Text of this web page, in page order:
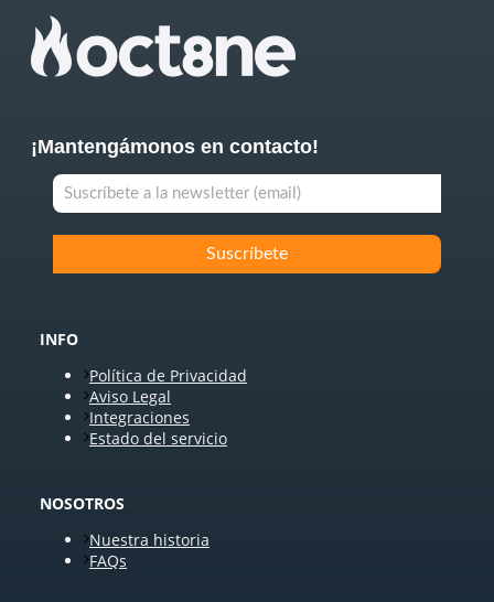
¡Mantengámonos en contacto!
INFO
Política de Privacidad
Aviso Legal
Integraciones
Estado del servicio
NOSOTROS
Nuestra historia
FAQs